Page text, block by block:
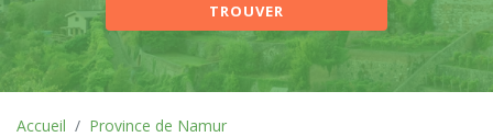
TROUVER
Accueil
Province de Namur